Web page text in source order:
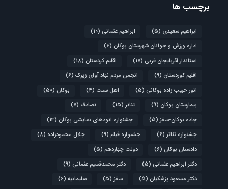
برچسب ها
ابراهیم سعیدی (5) ابراهیم عثمانی (10)
اداره ورزش و جوانان شهرستان بوکان (6)
استاندار آذربایجان غربی (17) اقلیم کردستان (18)
اقلیم کوردستان (9) انجمن مردم نهاد آوای زیرک (6)
انور حبیب زاده بوکانی (5) اهل سنت (4) بوکان (50)
بیمارستان بوکان (9) تئاتر (15) تصادف (7)
جاده بوکان-سقز (5) جشنواره اتودهای نمایشی بوکان (13)
جشنواره تئاتر (6) جشنواره فیلم (9) جلال محمودزاده (8)
دادستان بوکان (6) دولت چهاردهم (5)
دکتر ابراهیم عثمانی (5) دکتر محمدقسیم عثمانی (9)
دکتر مسعود پزشکیان (5) سقز (5) سلیمانیه (6)